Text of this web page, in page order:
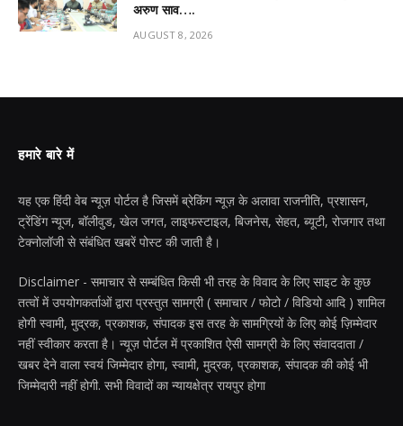
अरुण साव….
AUGUST 8, 2026
हमारे बारे में
यह एक हिंदी वेब न्यूज़ पोर्टल है जिसमें ब्रेकिंग न्यूज़ के अलावा राजनीति, प्रशासन,
ट्रेंडिंग न्यूज, बॉलीवुड, खेल जगत, लाइफस्टाइल, बिजनेस, सेहत, ब्यूटी, रोजगार तथा
टेक्नोलॉजी से संबंधित खबरें पोस्ट की जाती है।
Disclaimer - समाचार से सम्बंधित किसी भी तरह के विवाद के लिए साइट के कुछ
तत्वों में उपयोगकर्ताओं द्वारा प्रस्तुत सामग्री ( समाचार / फोटो / विडियो आदि ) शामिल
होगी स्वामी, मुद्रक, प्रकाशक, संपादक इस तरह के सामग्रियों के लिए कोई ज़िम्मेदार
नहीं स्वीकार करता है। न्यूज़ पोर्टल में प्रकाशित ऐसी सामग्री के लिए संवाददाता /
खबर देने वाला स्वयं जिम्मेदार होगा, स्वामी, मुद्रक, प्रकाशक, संपादक की कोई भी
जिम्मेदारी नहीं होगी. सभी विवादों का न्यायक्षेत्र रायपुर होगा